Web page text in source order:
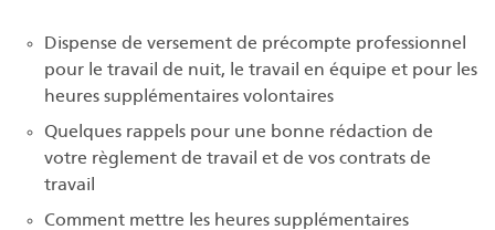
Dispense de versement de précompte professionnel
pour le travail de nuit, le travail en équipe et pour les
heures supplémentaires volontaires
Quelques rappels pour une bonne rédaction de
votre règlement de travail et de vos contrats de
travail
Comment mettre les heures supplémentaires